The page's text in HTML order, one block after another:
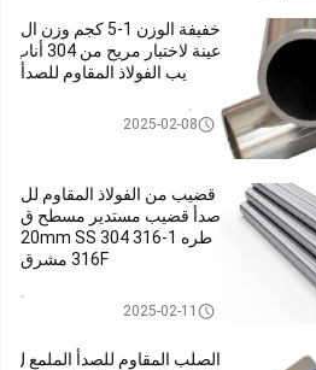
خفيفة الوزن 1-5 كجم وزن ال
عينة لاختبار مريح من 304 أناب
يب الفولاذ المقاوم للصدأ
304 أنبوب من الفولاذ المقاوم للص
2025-02-08
قضيب من الفولاذ المقاوم لل
صدأ قضيب مستدير مسطح ق
طره 1-20mm SS 304 316
316F مشرق
شريط الفولاذ المقاوم للصدأ
2025-02-11
الصلب المقاوم للصدأ الملمع ل